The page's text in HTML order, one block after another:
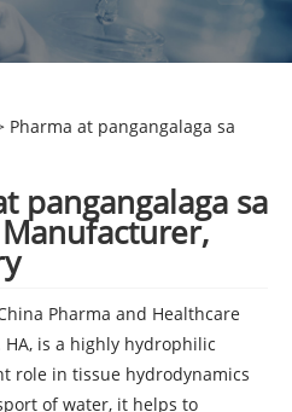
Pharma at pangangalaga sa
pangangalaga sa
Pharma and Healthcare
is a highly hydrophilic
role in tissue hydrodynamics
of water, it helps to